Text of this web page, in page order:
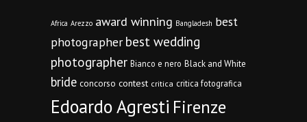
Africa Arezzo award winning Bangladesh best
photographer best wedding
photographer Bianco e nero Black and White
bride concorso contest critica critica fotografica
Edoardo Agresti Firenze